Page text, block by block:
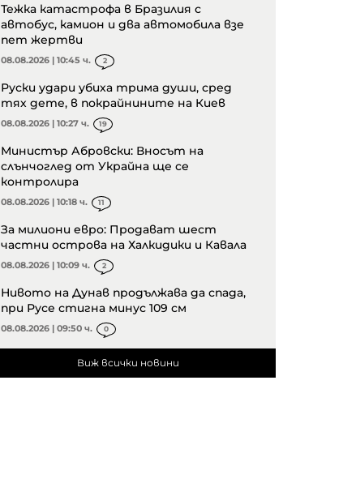
Тежка катастрофа в Бразилия с
автобус, камион и два автомобила взе
пет жертви
08.08.2026 | 10:45 ч. 2
Руски удари убиха трима души, сред
тях дете, в покрайнините на Киев
08.08.2026 | 10:27 ч. 19
Министър Абровски: Вносът на
слънчоглед от Украйна ще се
контролира
08.08.2026 | 10:18 ч. 11
За милиони евро: Продават шест
частни острова на Халкидики и Кавала
08.08.2026 | 10:09 ч. 2
Нивото на Дунав продължава да спада,
при Русе стигна минус 109 см
08.08.2026 | 09:50 ч. 0
Виж всички новини